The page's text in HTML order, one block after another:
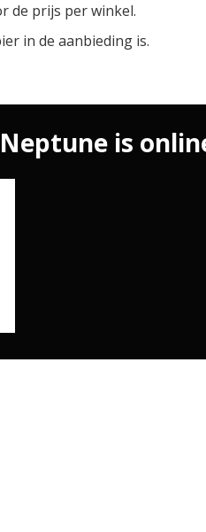
de prijs per winkel.
in de aanbieding is.
Neptune is